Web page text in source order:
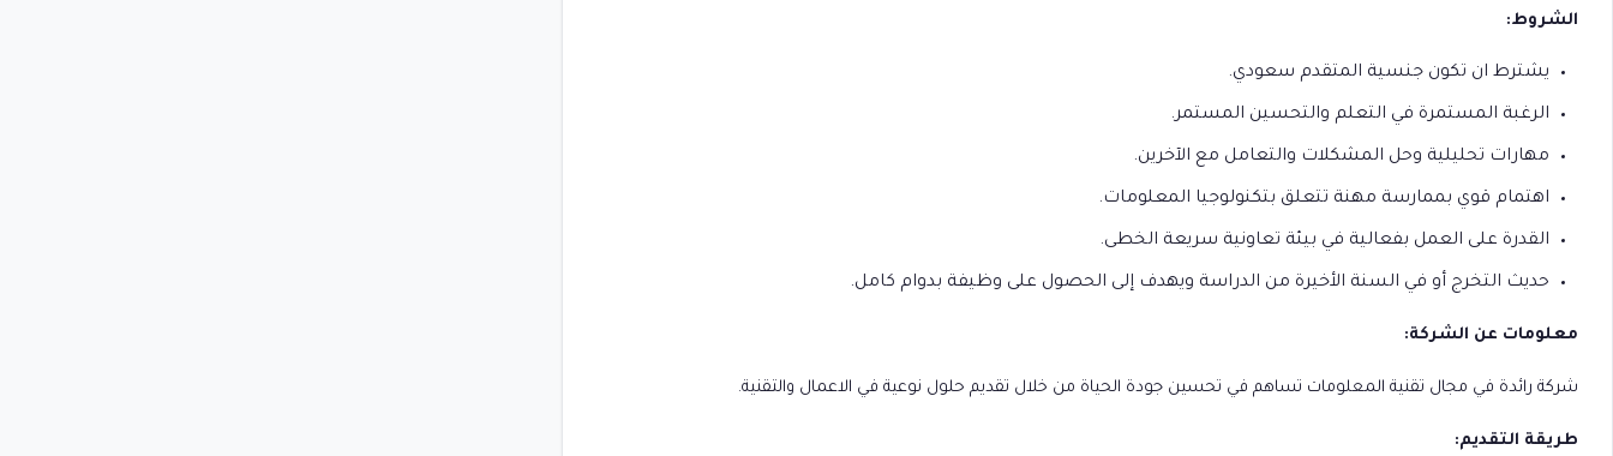
الشروط:
يشترط ان تكون جنسية المتقدم سعودي.
الرغبة المستمرة في التعلم والتحسين المستمر.
مهارات تحليلية وحل المشكلات والتعامل مع الآخرين.
اهتمام قوي بممارسة مهنة تتعلق بتكنولوجيا المعلومات.
القدرة على العمل بفعالية في بيئة تعاونية سريعة الخطى.
حديث التخرج أو في السنة الأخيرة من الدراسة ويهدف إلى الحصول على وظيفة بدوام كامل.
معلومات عن الشركة:
شركة رائدة في مجال تقنية المعلومات تساهم في تحسين جودة الحياة من خلال تقديم حلول نوعية في الاعمال والتقنية.
طريقة التقديم: